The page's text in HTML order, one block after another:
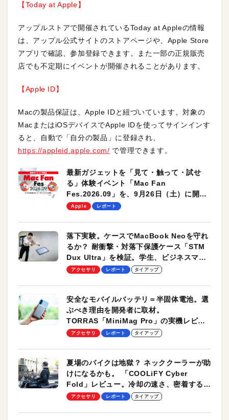
【Today at Apple】
アップルストアで開催されているToday at Appleの情報
は、アップル公式サイトのストアページや、Apple Store
アプリで確認、参加登録できます。また一部の正規販売
店でも不定期にイベントが開催されることがあります。
【Apple ID】
Macの製品保証は、Apple IDと紐づいています。対象の
MacまたはiOSデバイスでApple IDを使ってサインインす
ると、自動で「自分の製品」に登録され、
https://appleid.apple.com/ で管理できます。
最新ガジェットを「見て・触って・試せ
る」体験イベント「Mac Fan
Fes.2026.09」を、9月26日（土）に開催
します！
Apple レポート
落下実験。ケースでMacBook Neoを守れ
るか？ 耐衝撃・対落下保護ケース「STM
Dux Ultra」を検証。学生、ビジネスマン
のモバイルユースに最適！
アクセサリ レポート タイアップ
安全なモバイルバッテリ＝半固体電池。選
ぶべき理由を開発者に取材。
TORRAS「MiniMag Pro」の実機レビュ
ーも
アクセサリ レポート タイアップ
夏場のバイクは地獄？ ネッククーラーが助
けになるかも。 「COOLiFY Cyber
Fold」レビュー。冷却の速さ、密着する冷
却プレート、シンプルな操作性がグッド！
アクセサリ レポート タイアップ